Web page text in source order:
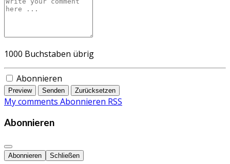
1000 Buchstaben übrig
Abonnieren
Preview Senden Zurücksetzen
My comments Abonnieren RSS
Abonnieren
Abonnieren Schließen